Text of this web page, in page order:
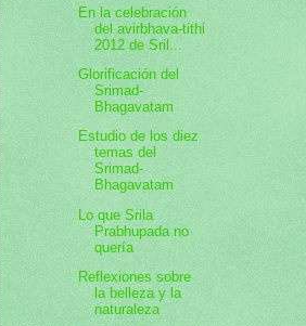
En la celebración
del avirbhava-tithi
2012 de Sril...
Glorificación del
Srimad-
Bhagavatam
Estudio de los diez
temas del
Srimad-
Bhagavatam
Lo que Srila
Prabhupada no
quería
Reflexiones sobre
la belleza y la
naturaleza